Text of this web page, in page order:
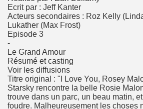
Ecrit par : Jeff Kanter
Acteurs secondaires : Roz Kelly
Lukather (Max Frost)
Episode 3
-
Le Grand Amour
Résumé et casting
Voir les diffusions
Titre original : "I Love You, Rosey
Starsky rencontre la belle Rosie
trouve dans un parc, un beau matin,
foudre. Malheureusement les choses